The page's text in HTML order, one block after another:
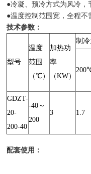
●冷凝、预冷方式为风冷，
●温度控制范围宽，全程
技术参数：
型号
温度
范围
（℃）
加热功
率
（KW）
制
GDZT-
20-
200-40
-40～
200
3 1.7
配套使用：